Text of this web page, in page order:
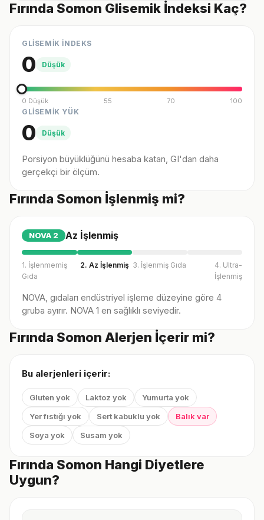
Fırında Somon Glisemik İndeksi Kaç?
GLİSEMİK İNDEKS
0 Düşük
0 Düşük 55 70 100
GLİSEMİK YÜK
0 Düşük
Porsiyon büyüklüğünü hesaba katan, GI'dan daha
gerçekçi bir ölçüm.
Fırında Somon İşlenmiş mi?
NOVA 2 Az İşlenmiş
1. İşlenmemiş
Gıda
2. Az İşlenmiş 3. İşlenmiş Gıda
4. Ultra-
İşlenmiş
NOVA, gıdaları endüstriyel işleme düzeyine göre 4
gruba ayırır. NOVA 1 en sağlıklı seviyedir.
Fırında Somon Alerjen İçerir mi?
Bu alerjenleri içerir:
Gluten yok Laktoz yok
Yumurta yok
Yer fıstığı yok
Sert kabuklu yok
Balık var
Soya yok
Susam yok
Fırında Somon Hangi Diyetlere
Uygun?